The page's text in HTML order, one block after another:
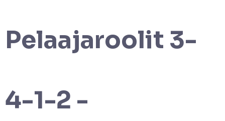
Pelaajaroolit 3-
4-1-2 -